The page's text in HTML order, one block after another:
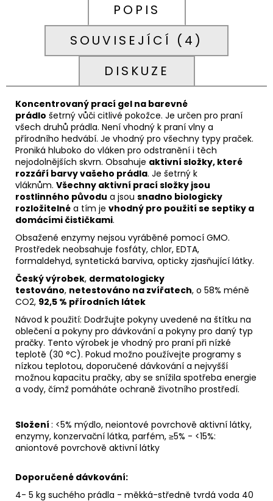
POPIS
SOUVISEJÍCÍ (4)
DISKUZE
Koncentrovaný prací gel na barevné
prádlo šetrný vůči citlivé pokožce. Je určen pro praní
všech druhů prádla. Není vhodný k praní vlny a
přírodního hedvábí. Je vhodný pro všechny typy praček.
Proniká hluboko do vláken pro odstranění i těch
nejodolnějších skvrn. Obsahuje aktivní složky, které
rozzáří barvy vašeho prádla. Je šetrný k
vláknům. Všechny aktivní prací složky jsou
rostlinného původu a jsou snadno biologicky
rozložitelné a tím je vhodný pro použití se septiky a
domácími čističkami.
Obsažené enzymy nejsou vyráběné pomocí GMO.
Prostředek neobsahuje fosfáty, chlor, EDTA,
formaldehyd, syntetická barviva, opticky zjasňující látky.
Český výrobek, dermatologicky
testováno, netestováno na zvířatech, o 58% méně
CO2, 92,5 % přírodních látek
Návod k použití: Dodržujte pokyny uvedené na štítku na
oblečení a pokyny pro dávkování a pokyny pro daný typ
pračky. Tento výrobek je vhodný pro praní při nízké
teplotě (30 °C). Pokud možno používejte programy s
nízkou teplotou, doporučené dávkování a nejvyšší
možnou kapacitu pračky, aby se snížila spotřeba energie
a vody, čímž pomáháte ochraně životního prostředí.
Složení : <5% mýdlo, neiontové povrchově aktivní látky,
enzymy, konzervační látka, parfém, ≥5% - <15%:
aniontové povrchově aktivní látky
Doporučené dávkování:
4- 5 kg suchého prádla - měkká-středně tvrdá voda 40